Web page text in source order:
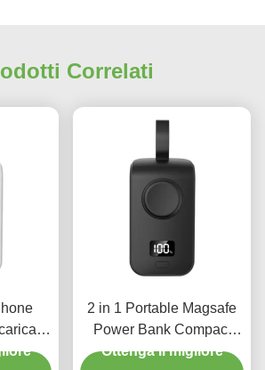
Correlati
2 in 1 Portable Magsafe
Power Bank Compact
Wireless Power Bank 2W
Ottenga il migliore